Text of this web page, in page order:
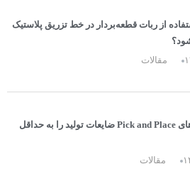
از ربات قطعه‌بردار در خط تزریق پلاستیک
مقالات
چگونه ربات‌های Pick and Place ضایعات تولید را به حداقل
مقالات